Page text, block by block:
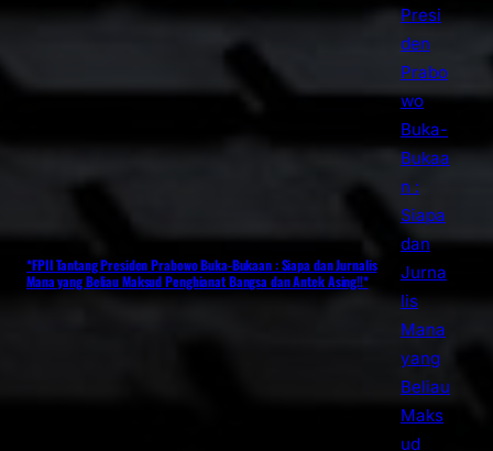
*FPII Tantang Presiden Prabowo Buka-Bukaan : Siapa dan Jurnalis
Mana yang Beliau Maksud Penghianat Bangsa dan Antek Asing!!*